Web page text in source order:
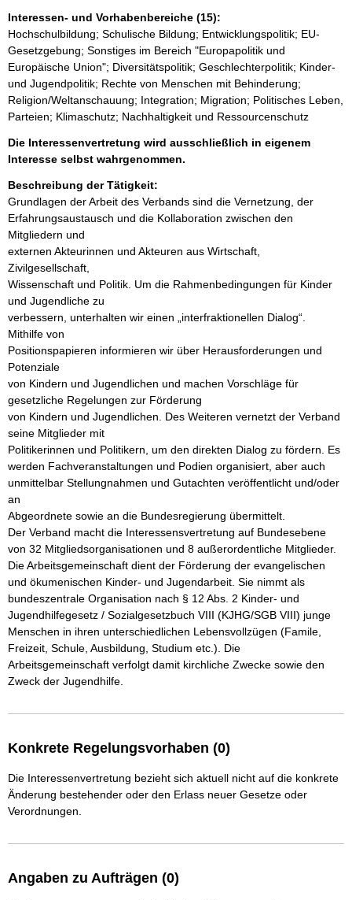
Interessen- und Vorhabenbereiche (15):
Hochschulbildung; Schulische Bildung; Entwicklungspolitik; EU-
Gesetzgebung; Sonstiges im Bereich "Europapolitik und
Europäische Union"; Diversitätspolitik; Geschlechterpolitik; Kinder-
und Jugendpolitik; Rechte von Menschen mit Behinderung;
Religion/Weltanschauung; Integration; Migration; Politisches Leben,
Parteien; Klimaschutz; Nachhaltigkeit und Ressourcenschutz
Die Interessenvertretung wird ausschließlich in eigenem
Interesse selbst wahrgenommen.
Beschreibung der Tätigkeit:
Grundlagen der Arbeit des Verbands sind die Vernetzung, der
Erfahrungsaustausch und die Kollaboration zwischen den
Mitgliedern und
externen Akteurinnen und Akteuren aus Wirtschaft,
Zivilgesellschaft,
Wissenschaft und Politik. Um die Rahmenbedingungen für Kinder
und Jugendliche zu
verbessern, unterhalten wir einen „interfraktionellen Dialog“.
Mithilfe von
Positionspapieren informieren wir über Herausforderungen und
Potenziale
von Kindern und Jugendlichen und machen Vorschläge für
gesetzliche Regelungen zur Förderung
von Kindern und Jugendlichen. Des Weiteren vernetzt der Verband
seine Mitglieder mit
Politikerinnen und Politikern, um den direkten Dialog zu fördern. Es
werden Fachveranstaltungen und Podien organisiert, aber auch
unmittelbar Stellungnahmen und Gutachten veröffentlicht und/oder
an
Abgeordnete sowie an die Bundesregierung übermittelt.
Der Verband macht die Interessensvertretung auf Bundesebene
von 32 Mitgliedsorganisationen und 8 außerordentliche Mitglieder.
Die Arbeitsgemeinschaft dient der Förderung der evangelischen
und ökumenischen Kinder- und Jugendarbeit. Sie nimmt als
bundeszentrale Organisation nach § 12 Abs. 2 Kinder- und
Jugendhilfegesetz / Sozialgesetzbuch VIII (KJHG/SGB VIII) junge
Menschen in ihren unterschiedlichen Lebensvollzügen (Famile,
Freizeit, Schule, Ausbildung, Studium etc.). Die
Arbeitsgemeinschaft verfolgt damit kirchliche Zwecke sowie den
Zweck der Jugendhilfe.
Konkrete Regelungsvorhaben (0)
Die Interessenvertretung bezieht sich aktuell nicht auf die konkrete
Änderung bestehender oder den Erlass neuer Gesetze oder
Verordnungen.
Angaben zu Aufträgen (0)